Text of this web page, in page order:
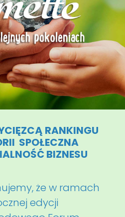
RANKINGU
SPOŁECZNA
BIZNESU
że w ramach
edycji